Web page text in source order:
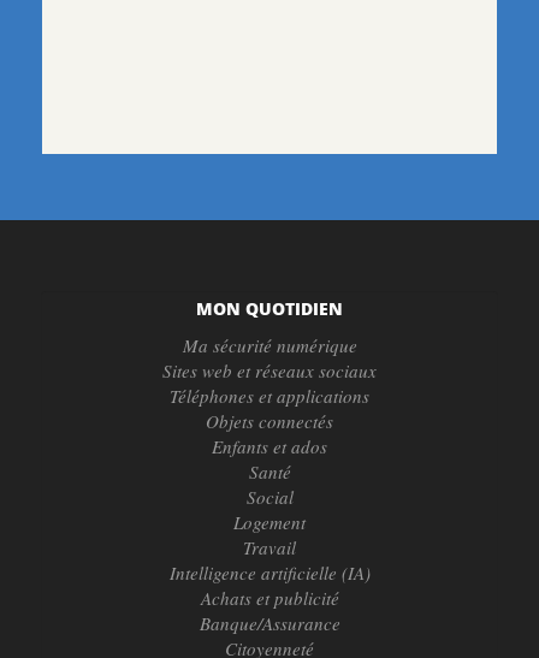
MON QUOTIDIEN
Ma sécurité numérique
Sites web et réseaux sociaux
Téléphones et applications
Objets connectés
Enfants et ados
Santé
Social
Logement
Travail
Intelligence artificielle (IA)
Achats et publicité
Banque/Assurance
Citoyenneté